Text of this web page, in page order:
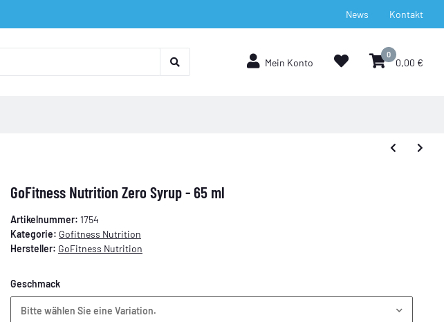
News Kontakt
Mein Konto
0
0,00 €
GoFitness Nutrition Zero Syrup - 65 ml
Artikelnummer: 1754
Kategorie: Gofitness Nutrition
Hersteller: GoFitness Nutrition
Geschmack
Bitte wählen Sie eine Variation.